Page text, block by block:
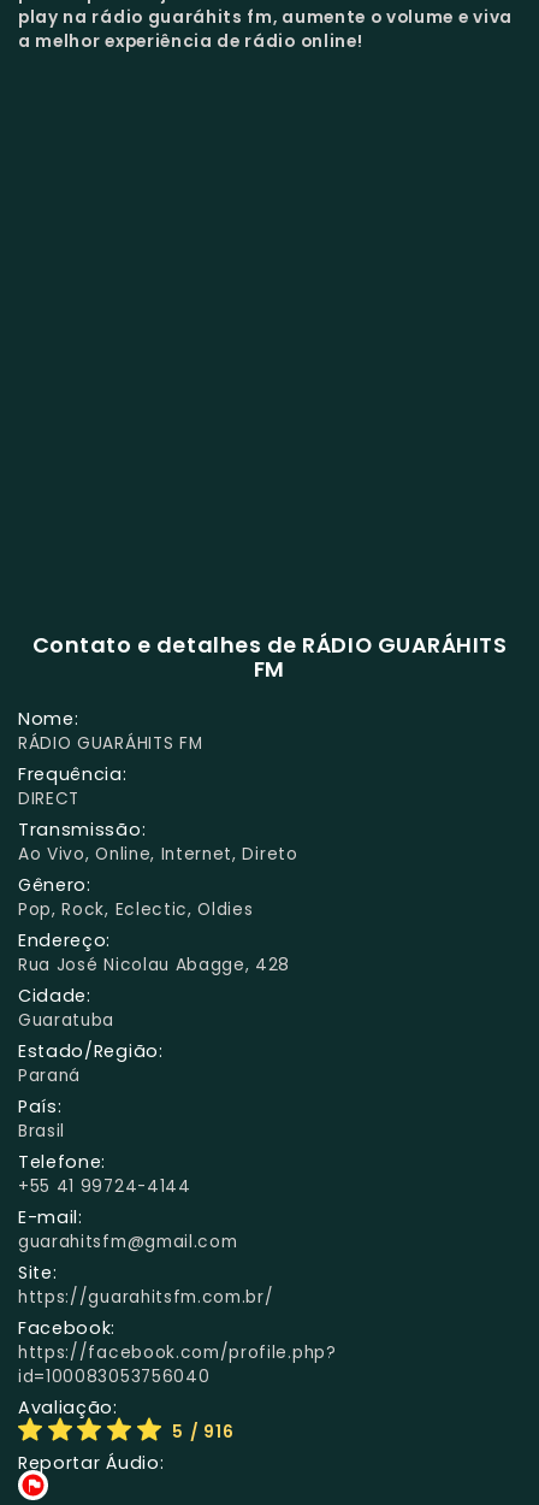
play na rádio guaráhits fm, aumente o volume e viva
a melhor experiência de rádio online!
Contato e detalhes de RÁDIO GUARÁHITS
FM
Nome:
RÁDIO GUARÁHITS FM
Frequência:
DIRECT
Transmissão:
Ao Vivo, Online, Internet, Direto
Gênero:
Pop, Rock, Eclectic, Oldies
Endereço:
Rua José Nicolau Abagge, 428
Cidade:
Guaratuba
Estado/Região:
Paraná
País:
Brasil
Telefone:
+55 41 99724-4144
E-mail:
guarahitsfm@gmail.com
Site:
https://guarahitsfm.com.br/
Facebook:
https://facebook.com/profile.php?
id=100083053756040
Avaliação:
5 / 916
Reportar Áudio: